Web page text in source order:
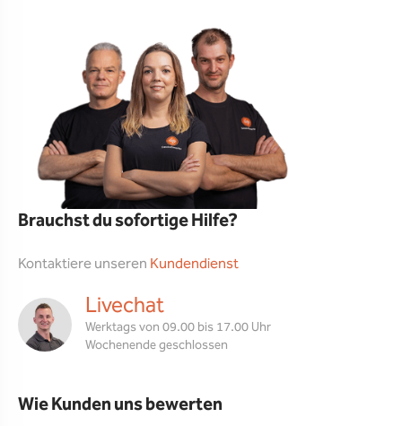
Brauchst du sofortige Hilfe?
Kontaktiere unseren Kundendienst
Livechat
Werktags von 09.00 bis 17.00 Uhr
Wochenende geschlossen
Wie Kunden uns bewerten